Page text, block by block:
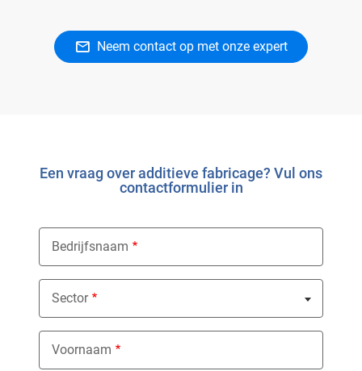
Neem contact op met onze expert
Een vraag over additieve fabricage? Vul ons
contactformulier in
Bedrijfsnaam
Sector
Nothing selected
Voornaam